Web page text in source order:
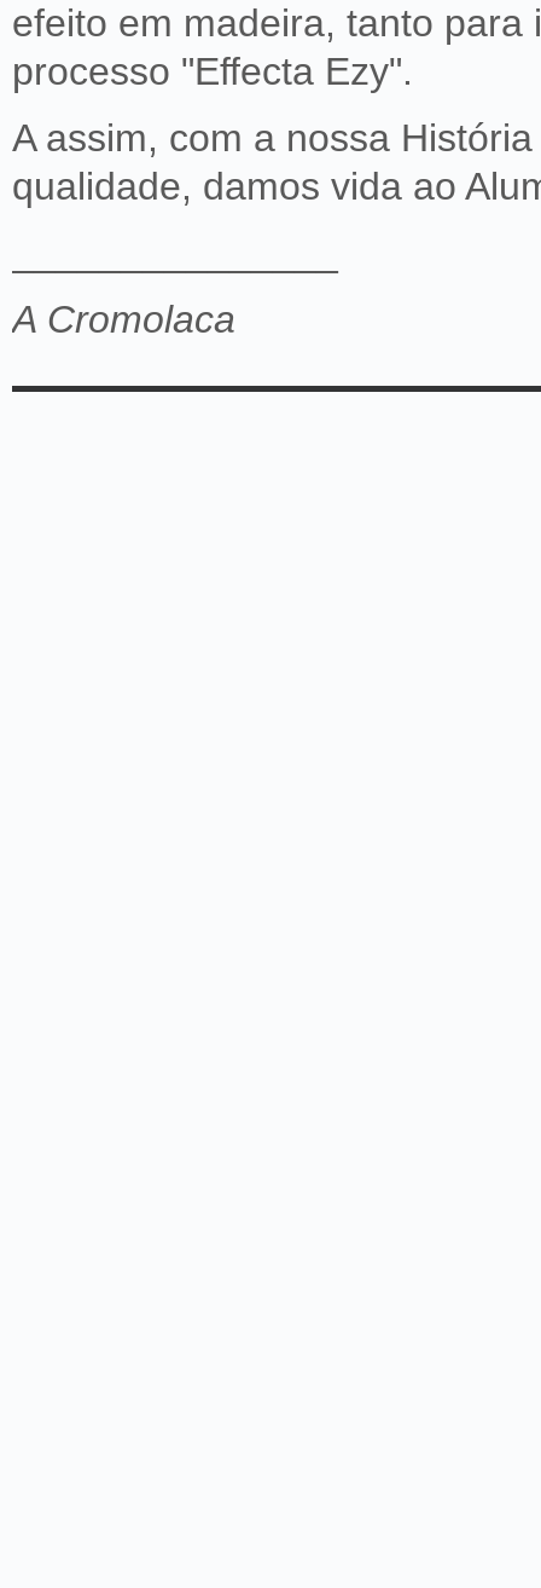
efeito em madeira, tanto
processo "Effecta Ezy".
A assim, com a nossa
qualidade, damos vida ao
A Cromolaca